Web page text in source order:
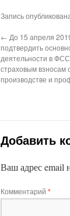
Запись
← До 15 апреля
подтвердить
деятельности в
страховым взносам
производстве и
Добавить
Ваш адрес email
Комментарий *